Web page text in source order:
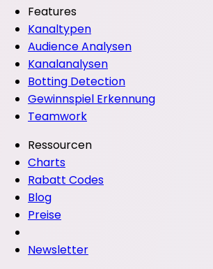
Features
Kanaltypen
Audience Analysen
Kanalanalysen
Botting Detection
Gewinnspiel Erkennung
Teamwork
Ressourcen
Charts
Rabatt Codes
Blog
Preise
Newsletter